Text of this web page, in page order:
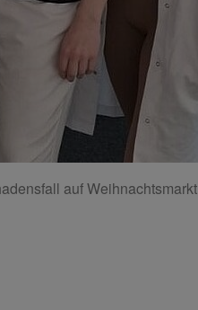
auf Weihnachtsmarkt